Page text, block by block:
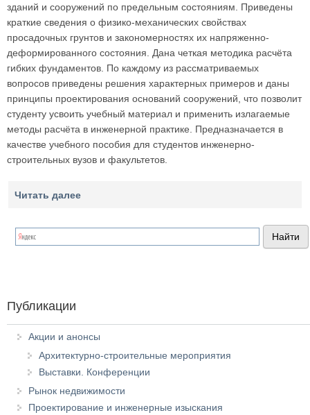
зданий и сооружений по предельным состояниям. Приведены
краткие сведения о физико-механических свойствах
просадочных грунтов и закономерностях их напряженно-
деформированного состояния. Дана четкая методика расчёта
гибких фундаментов. По каждому из рассматриваемых
вопросов приведены решения характерных примеров и даны
принципы проектирования оснований сооружений, что позволит
студенту усвоить учебный материал и применить излагаемые
методы расчёта в инженерной практике. Предназначается в
качестве учебного пособия для студентов инженерно-
строительных вузов и факультетов.
Читать далее
Публикации
Акции и анонсы
Архитектурно-строительные мероприятия
Выставки. Конференции
Рынок недвижимости
Проектирование и инженерные изыскания